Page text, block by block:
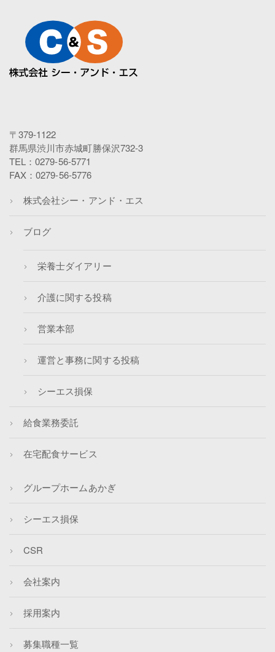
〒379-1122
群馬県渋川市赤城町勝保沢732-3
TEL：0279-56-5771
FAX：0279-56-5776
株式会社シー・アンド・エス
ブログ
栄養士ダイアリー
介護に関する投稿
営業本部
運営と事務に関する投稿
シーエス損保
給食業務委託
在宅配食サービス
グループホームあかぎ
シーエス損保
CSR
会社案内
採用案内
募集職種一覧